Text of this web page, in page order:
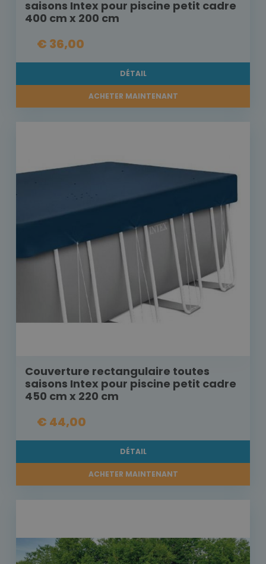
saisons Intex pour piscine petit cadre
400 cm x 200 cm
€ 36,00
DÉTAIL
ACHETER MAINTENANT
Couverture rectangulaire toutes
saisons Intex pour piscine petit cadre
450 cm x 220 cm
€ 44,00
DÉTAIL
ACHETER MAINTENANT